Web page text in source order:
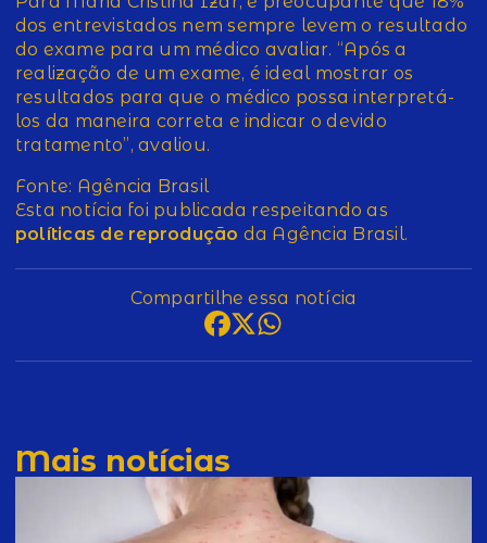
dos entrevistados nem sempre levem o resultado
do exame para um médico avaliar. “Após a
realização de um exame, é ideal mostrar os
resultados para que o médico possa interpretá-
los da maneira correta e indicar o devido
tratamento”, avaliou.
Fonte: Agência Brasil
Esta notícia foi publicada respeitando as
políticas de reprodução da Agência Brasil.
Compartilhe essa notícia
Mais notícias